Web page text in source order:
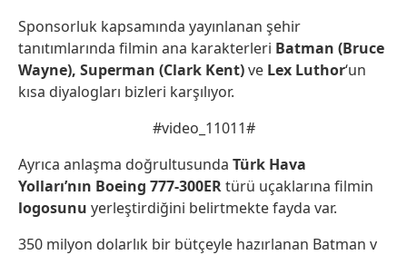
Sponsorluk kapsamında yayınlanan şehir
tanıtımlarında filmin ana karakterleri Batman (Bruce
Wayne), Superman (Clark Kent)ve Lex Luthor‘un
kısa diyalogları bizleri karşılıyor.
#video_11011#
Ayrıca anlaşma doğrultusunda Türk Hava
Yolları’nın Boeing 777-300ERtürü uçaklarına filmin
logosunu yerleştirdiğini belirtmekte fayda var.
350 milyon dolarlık bir bütçeyle hazırlanan Batman v